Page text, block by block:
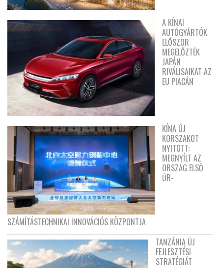
A KÍNAI
AUTÓGYÁRTÓK
ELŐSZÖR
MEGELŐZTÉK
JAPÁN
RIVÁLISAIKAT AZ
EU PIACÁN
KÍNA ÚJ
KORSZAKOT
NYITOTT:
MEGNYÍLT AZ
ORSZÁG ELSŐ
ŰR-
SZÁMÍTÁSTECHNIKAI INNOVÁCIÓS KÖZPONTJA
TANZÁNIA ÚJ
FEJLESZTÉSI
STRATÉGIÁT